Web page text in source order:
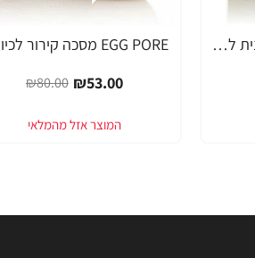
EGG PORE מסכה קוריאנית לניקוי ראשים שחורים 30 גרם - מבית Tony Moly
-34%
₪53.00
₪80.00